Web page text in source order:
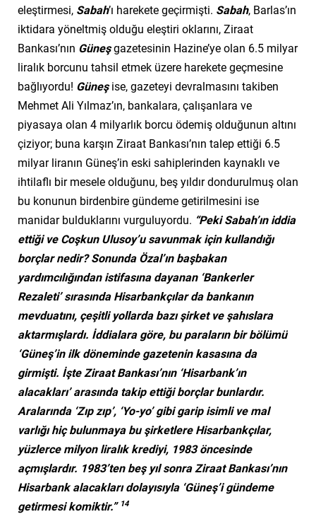
eleştirmesi, Sabah’ı harekete geçirmişti. Sabah, Barlas’ın
iktidara yöneltmiş olduğu eleştiri oklarını, Ziraat
Bankası’nın Güneşgazetesinin Hazine’ye olan 6.5 milyar
liralık borcunu tahsil etmek üzere harekete geçmesine
bağlıyordu! Güneşise, gazeteyi devralmasını takiben
Mehmet Ali Yılmaz’ın, bankalara, çalışanlara ve
piyasaya olan 4 milyarlık borcu ödemiş olduğunun altını
çiziyor; buna karşın Ziraat Bankası’nın talep ettiği 6.5
milyar liranın Güneş’in eski sahiplerinden kaynaklı ve
ihtilaflı bir mesele olduğunu, beş yıldır dondurulmuş olan
bu konunun birdenbire gündeme getirilmesini ise
manidar bulduklarını vurguluyordu. “Peki Sabah’ın iddia
ettiği ve Coşkun Ulusoy’u savunmak için kullandığı
borçlar nedir? Sonunda Özal’ın başbakan
yardımcılığından istifasına dayanan ‘Bankerler
Rezaleti’ sırasında Hisarbankçılar da bankanın
mevduatını, çeşitli yollarda bazı şirket ve şahıslara
aktarmışlardı. İddialara göre, bu paraların bir bölümü
‘Güneş’in ilk döneminde gazetenin kasasına da
girmişti. İşte Ziraat Bankası’nın ‘Hisarbank’ın
alacakları’ arasında takip ettiği borçlar bunlardır.
Aralarında ‘Zıp zıp’, ‘Yo-yo’ gibi garip isimli ve mal
varlığı hiç bulunmaya bu şirketlere Hisarbankçılar,
yüzlerce milyon liralık krediyi, 1983 öncesinde
açmışlardır. 1983’ten beş yıl sonra Ziraat Bankası’nın
Hisarbank alacakları dolayısıyla ‘Güneş’i gündeme
getirmesi komiktir.” 14